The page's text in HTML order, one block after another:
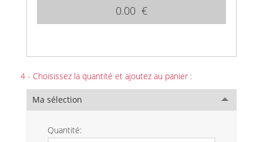
0.00 €
4 - Choisissez la quantité et ajoutez au panier :
Ma sélection
Quantité: